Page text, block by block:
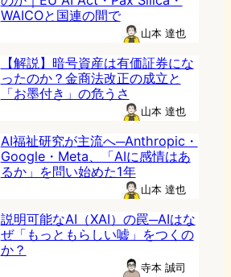
WAICOと国連の間で
山本 達也
【解説】暗号資産は有価証券にな
ったのか？金商法改正の成立と
「お墨付き」の危うさ
山本 達也
AI福祉研究が主流へ─Anthropic・
Google・Meta、「AIに感情はあ
るか」を問い始めた1年
山本 達也
説明可能なAI（XAI）の罠─AIはな
ぜ「もっともらしい嘘」をつくの
か？
寺本 誠司